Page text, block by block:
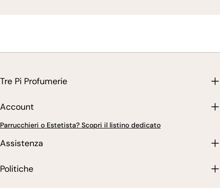
Tre Pi Profumerie
Account
Parrucchieri o Estetista? Scopri il listino dedicato
Assistenza
Politiche